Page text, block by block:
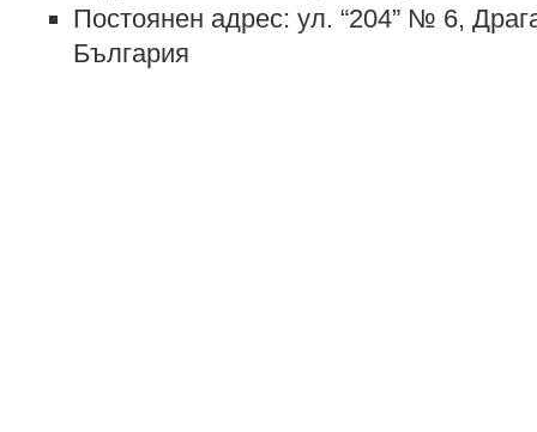
Постоянен адрес: ул. “204” № 6,
България